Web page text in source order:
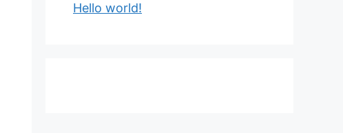
Hello world!